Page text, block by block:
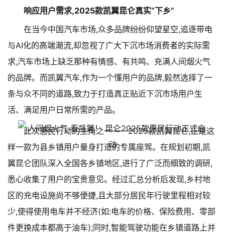
响应用户需求,2025款凯翼昆仑真实“下乡”
在当今中国汽车市场,众多品牌纷纷仰望星空,追逐带电
与AI化的高端潮流,却忽视了广大下沉市场消费者的实际需
求,汽车市场上缺乏那种有情感、有共鸣、充满人间烟火气
的品牌。而凯翼汽车,作为一个懂用户的品牌,毅然选择了一
条与众不同的道路,致力于打造真正贴近下沉市场用户生
活、满足用户日常所需的产品。
此次惠民行动的主角之一——2025款凯翼昆仑,正是这
样一款为县乡镇用户量身打造的专属座驾。在规划初期,凯
翼昆仑团队深入全国各乡镇地区,进行了广泛而细致的调研,
悉心收集了用户的宝贵意见。经过汇总分析后发现,乡村地
区的充电设施尚不够便捷,且大部分居民年行驶里程相对较
少,使得使用电车并不经济(如:电车的价格、保险费用、零部
件更换成本都高于油车);同时,智能驾驶功能在乡镇道路上并